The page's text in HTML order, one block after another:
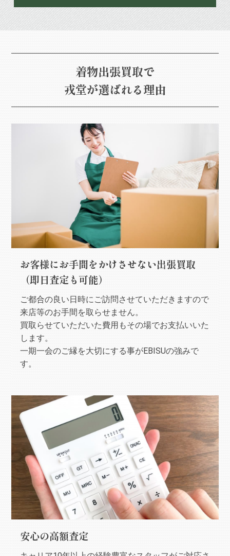
着物出張買取で
戎堂が選ばれる理由
お客様にお手間をかけさせない出張買取
（即日査定も可能）
ご都合の良い日時にご訪問させていただきますので
来店等のお手間を取らせません。
買取らせていただいた費用もその場でお支払いいた
します。
一期一会のご縁を大切にする事がEBISUの強みで
す。
安心の高額査定